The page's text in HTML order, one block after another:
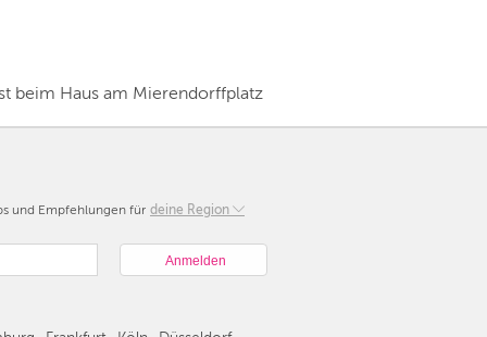
beim Haus am Mierendorffplatz
und Empfehlungen für deine Region
Berlin
Hamburg